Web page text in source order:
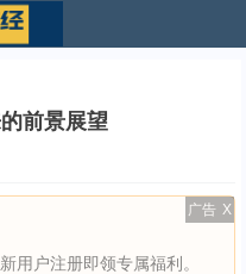
前景展望
广告 X
用户注册即领专属福利。